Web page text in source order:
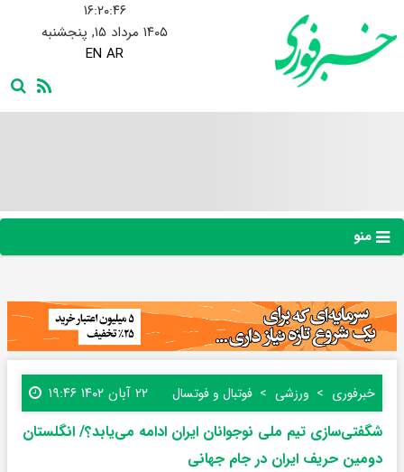
۱۶:۲۰:۴۷
۱۴۰۵ مرداد ۱۵, پنجشنبه
EN AR
منو
خبرفوری ورزشی فوتبال و فوتسال ۲۲ آبان ۱۴۰۲ ۱۹:۴۶
شگفتی‌سازی تیم ملی نوجوانان ایران ادامه می‌یابد؟/ انگلستان
دومین حریف ایران در جام جهانی